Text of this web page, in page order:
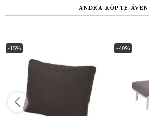
ANDRA KÖPTE ÄVEN
-15% -40%